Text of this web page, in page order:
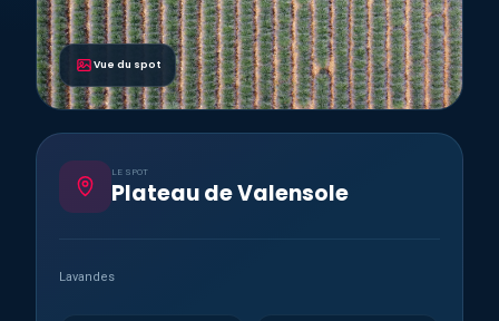
Vue du spot
LE SPOT
Plateau de Valensole
Lavandes